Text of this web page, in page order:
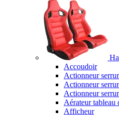
Accoudoir
Actionneur
Actionneur
Actionneur
Aérateur tableau
Afficheur